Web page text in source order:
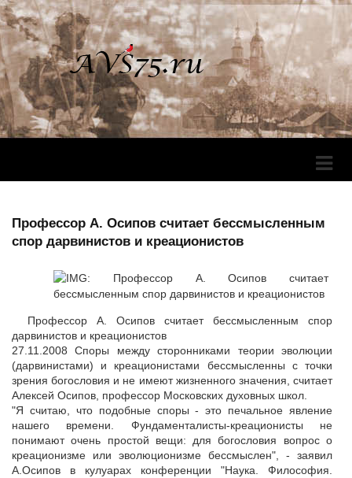
Профессор А. Осипов считает бессмысленным
спор дарвинистов и креационистов
Профессор А. Осипов считает бессмысленным спор
дарвинистов и креационистов
27.11.2008 Споры между сторонниками теории эволюции
(дарвинистами) и креационистами бессмысленны с точки
зрения богословия и не имеют жизненного значения, считает
Алексей Осипов, профессор Московских духовных школ.
"Я считаю, что подобные споры - это печальное явление
нашего времени. Фундаменталисты-креационисты не
понимают очень простой вещи: для богословия вопрос о
креационизме или эволюционизме бессмыслен", - заявил
А.Осипов в кулуарах конференции "Наука. Философия.